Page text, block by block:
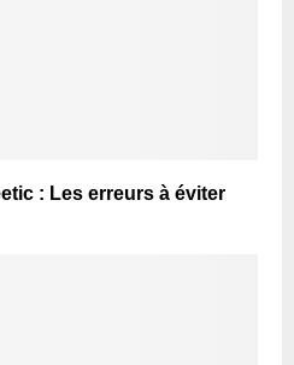
: Les erreurs à éviter